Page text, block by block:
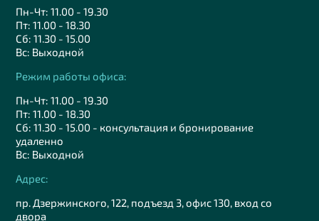
Пн-Чт: 11.00 - 19.30
Пт: 11.00 - 18.30
Сб: 11.30 - 15.00
Вс: Выходной
Режим работы офиса:
Пн-Чт: 11.00 - 19.30
Пт: 11.00 - 18.30
Сб: 11.30 - 15.00 - консультация и бронирование
удаленно
Вс: Выходной
Адрес:
пр. Дзержинского, 122, подъезд 3, офис 130, вход со
двора